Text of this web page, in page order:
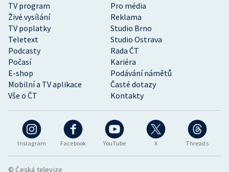
Instagram Facebook YouTube X Threads
TV program
Pro média
Živé vysílání
Reklama
TV poplatky
Studio Brno
Teletext
Studio Ostrava
Podcasty
Rada ČT
Počasí
Kariéra
E-shop
Podávání námětů
Mobilní a TV aplikace
Časté dotazy
Vše o ČT
Kontakty
© Česká televize